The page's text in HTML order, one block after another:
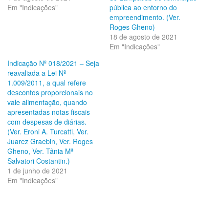
Em "Indicações"
pública ao entorno do
empreendimento. (Ver.
Roges Gheno)
18 de agosto de 2021
Em "Indicações"
Indicação Nº 018/2021 – Seja
reavaliada a Lei Nº
1.009/2011, a qual refere
descontos proporcionais no
vale alimentação, quando
apresentadas notas fiscais
com despesas de diárias.
(Ver. Eroni A. Turcatti, Ver.
Juarez Graebin, Ver. Roges
Gheno, Ver. Tânia Mª
Salvatori Costantin.)
1 de junho de 2021
Em "Indicações"